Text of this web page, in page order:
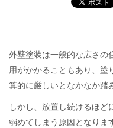
外壁塗装は一般的な広さの
用がかかることもあり、塗
算的に厳しいとなかなか踏
しかし、放置し続けるほ
弱めてしまう原因となりま